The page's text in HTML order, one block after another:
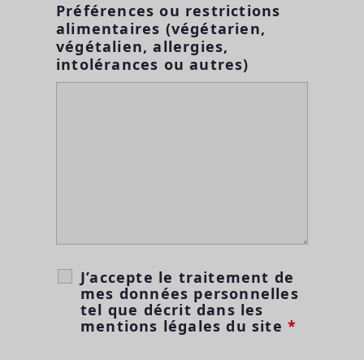
Préférences ou restrictions
alimentaires (végétarien,
végétalien, allergies,
intolérances ou autres)
J’accepte le traitement de
mes données personnelles
tel que décrit dans les
mentions légales du site *